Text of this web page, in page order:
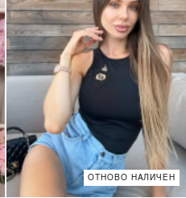
ОТНОВО НАЛИЧЕН